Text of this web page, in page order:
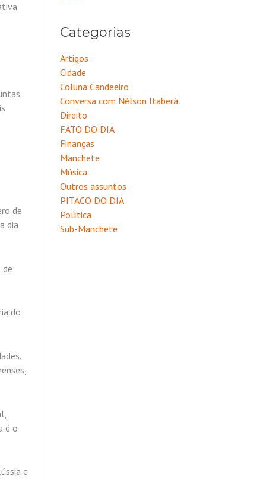
de
dia
do
é o
e
Categorias
Artigos
Cidade
Coluna Candeeiro
Conversa com Nélson Itaberá
Direito
FATO DO DIA
Finanças
Manchete
Música
Outros assuntos
PITACO DO DIA
Política
Sub-Manchete